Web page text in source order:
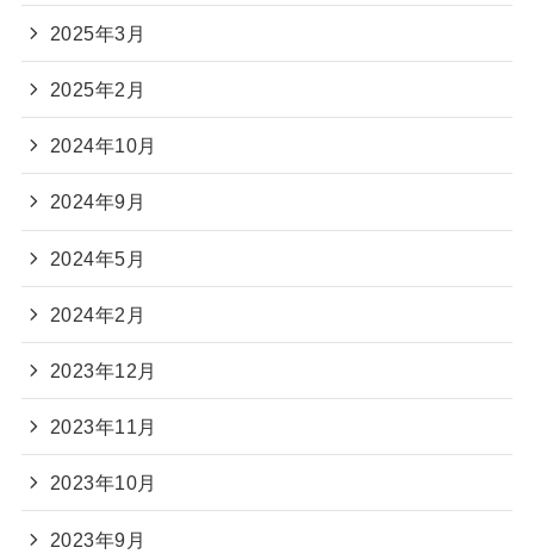
2025年3月
2025年2月
2024年10月
2024年9月
2024年5月
2024年2月
2023年12月
2023年11月
2023年10月
2023年9月